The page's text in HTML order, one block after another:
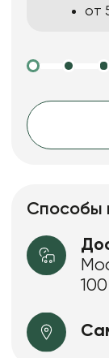
от
Способы